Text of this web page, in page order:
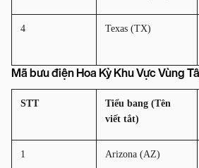
4 Texas (TX)
Mã bưu điện Hoa Kỳ Khu Vực Vùng
STT
Tiểu bang (Tên
viết tắt)
1 Arizona (AZ)